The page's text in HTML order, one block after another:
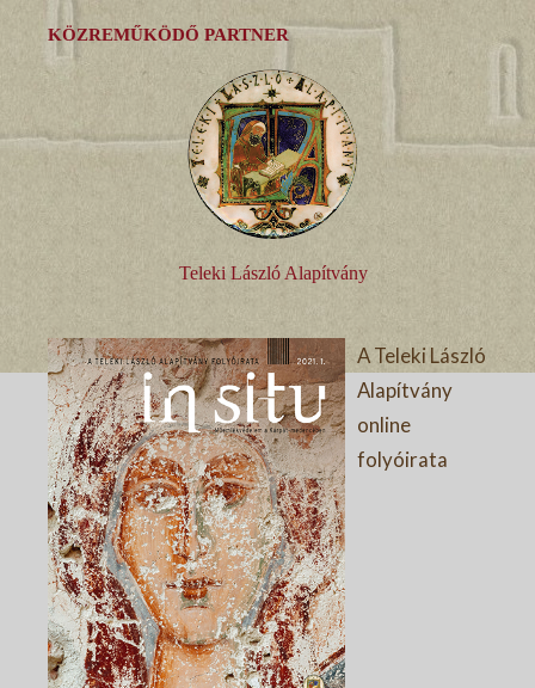
KÖZREMŰKÖDŐ PARTNER
Teleki László Alapítvány
A Teleki László
Alapítvány
online
folyóirata